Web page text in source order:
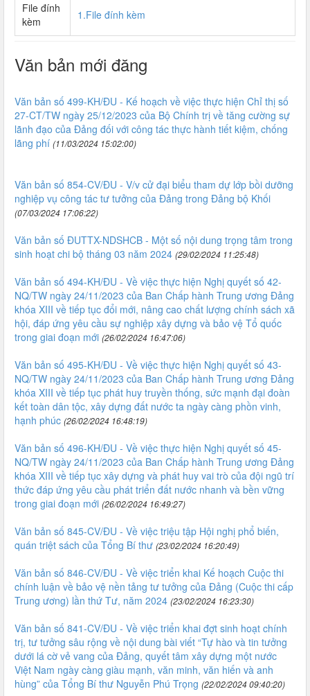
File đính
kèm
1.File đính kèm
Văn bản mới đăng
Văn bản số 499-KH/ĐU - Kế hoạch về việc thực hiện Chỉ thị số
27-CT/TW ngày 25/12/2023 của Bộ Chính trị về tăng cường sự
lãnh đạo của Đảng đối với công tác thực hành tiết kiệm, chống
lãng phí (11/03/2024 15:02:00)
Văn bản số 854-CV/ĐU - V/v cử đại biểu tham dự lớp bồi dưỡng
nghiệp vụ công tác tư tưởng của Đảng trong Đảng bộ Khối
(07/03/2024 17:06:22)
Văn bản số ĐUTTX-NDSHCB - Một số nội dung trọng tâm trong
sinh hoạt chi bộ tháng 03 năm 2024 (29/02/2024 11:25:48)
Văn bản số 494-KH/ĐU - Về việc thực hiện Nghị quyết số 42-
NQ/TW ngày 24/11/2023 của Ban Chấp hành Trung ương Đảng
khóa XIII về tiếp tục đổi mới, nâng cao chất lượng chính sách xã
hội, đáp ứng yêu cầu sự nghiệp xây dựng và bảo vệ Tổ quốc
trong giai đoạn mới (26/02/2024 16:47:06)
Văn bản số 495-KH/ĐU - Về việc thực hiện Nghị quyết số 43-
NQ/TW ngày 24/11/2023 của Ban Chấp hành Trung ương Đảng
khóa XIII về tiếp tục phát huy truyền thống, sức mạnh đại đoàn
kết toàn dân tộc, xây dựng đất nước ta ngày càng phồn vinh,
hạnh phúc (26/02/2024 16:48:19)
Văn bản số 496-KH/ĐU - Về việc thực hiện Nghị quyết số 45-
NQ/TW ngày 24/11/2023 của Ban Chấp hành Trung ương Đảng
khóa XIII về tiếp tục xây dựng và phát huy vai trò của đội ngũ trí
thức đáp ứng yêu cầu phát triển đất nước nhanh và bền vững
trong giai đoạn mới (26/02/2024 16:49:27)
Văn bản số 845-CV/ĐU - Về việc triệu tập Hội nghị phổ biến,
quán triệt sách của Tổng Bí thư (23/02/2024 16:20:49)
Văn bản số 846-CV/ĐU - Về việc triển khai Kế hoạch Cuộc thi
chính luận về bảo vệ nền tảng tư tưởng của Đảng (Cuộc thi cấp
Trung ương) lần thứ Tư, năm 2024 (23/02/2024 16:23:30)
Văn bản số 841-CV/ĐU - Về việc triển khai đợt sinh hoạt chính
trị, tư tưởng sâu rộng về nội dung bài viết “Tự hào và tin tưởng
dưới lá cờ vẻ vang của Đảng, quyết tâm xây dựng một nước
Việt Nam ngày càng giàu mạnh, văn minh, văn hiến và anh
hùng” của Tổng Bí thư Nguyễn Phú Trọng (22/02/2024 09:40:20)